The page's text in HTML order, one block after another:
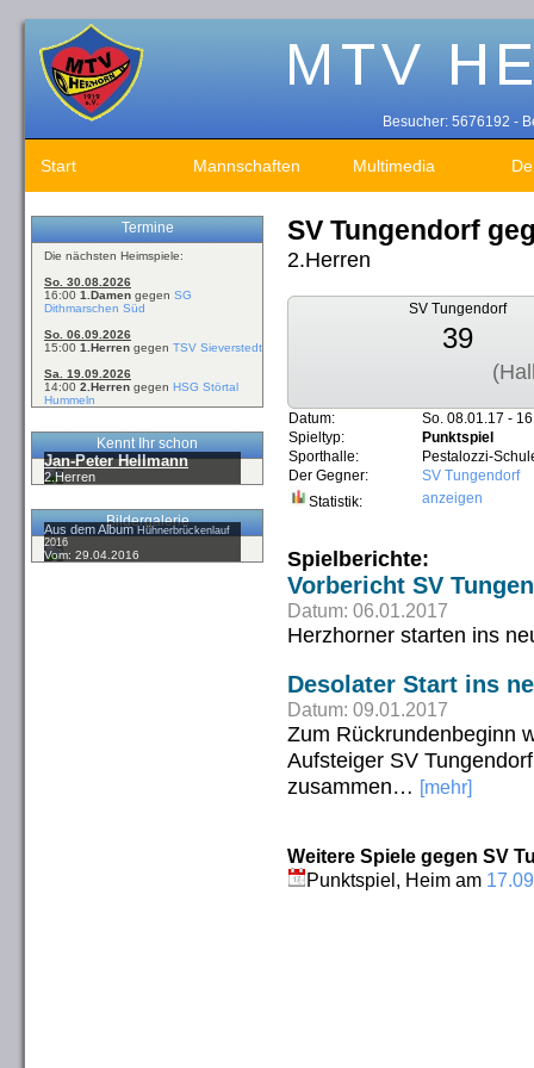
Besucher: 5676192 -
Start Mannschaften Multimedia
Termine
Die nächsten Heimspiele:
So. 30.08.2026
16:00 1.Damen gegen SG
Dithmarschen Süd
So. 06.09.2026
15:00 1.Herren gegen TSV Sieverstedt
Sa. 19.09.2026
14:00 2.Herren gegen HSG Störtal
Hummeln
Kennt Ihr schon
Jan-Peter Hellmann
2.Herren
Bildergalerie
Aus dem AlbumHühnerbrückenlauf
2016
Vom: 29.04.2016
SV Tungendorf
2.Herren
SV Tungendorf
39
Datum:
So. 08.01.17 -
Spieltyp:
Punktspiel
Sporthalle:
Pestalozzi-
Der Gegner:
SV Tungendorf
Statistik:
anzeigen
Spielberichte:
Vorbericht SV
Datum: 06.01.2017
Herzhorner starten ins
Desolater Start ins
Datum: 09.01.2017
Zum Rückrundenbeginn
Aufsteiger SV
zusammen… [mehr]
Weitere Spiele gegen SV
Punktspiel, Heim am